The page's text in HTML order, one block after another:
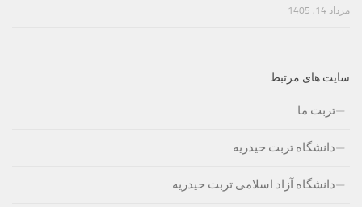
مرداد 14, 1405
سایت های مرتبط
تربت ما
دانشگاه تربت حیدریه
دانشگاه آزاد اسلامی تربت حیدریه